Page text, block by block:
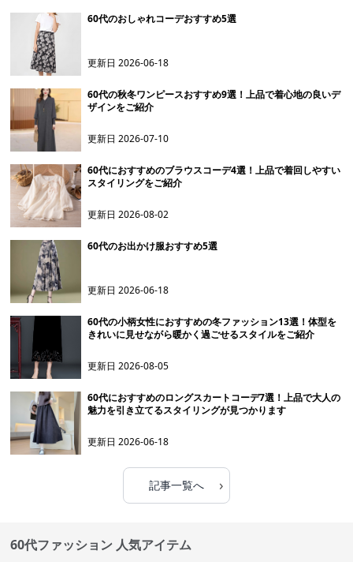
60代のおしゃれコーデおすすめ5選
更新日2026-06-18
60代の秋冬ワンピースおすすめ9選！上品で着心地の良いデ
ザインをご紹介
更新日2026-07-10
60代におすすめのブラウスコーデ4選！上品で着回しやすい
スタイリングをご紹介
更新日2026-08-02
60代のお出かけ服おすすめ5選
更新日2026-06-18
60代の小柄女性におすすめの冬ファッション13選！体型を
きれいに見せながら暖かく過ごせるスタイルをご紹介
更新日2026-08-05
60代におすすめのロングスカートコーデ7選！上品で大人の
魅力を引き立てるスタイリングが見つかります
更新日2026-06-18
記事一覧へ ›
60代ファッション 人気アイテム